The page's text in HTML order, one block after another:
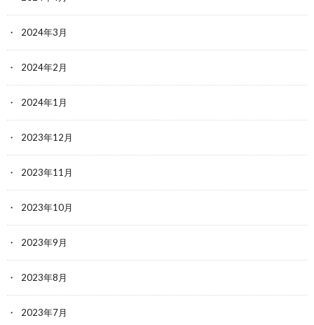
2024年3月
2024年2月
2024年1月
2023年12月
2023年11月
2023年10月
2023年9月
2023年8月
2023年7月